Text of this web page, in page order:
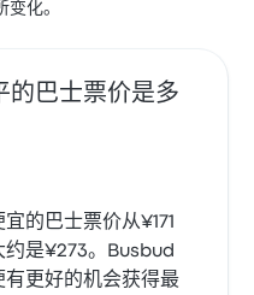
变化。
的巴士票价是多
的巴士票价从¥171
约是¥273。Busbud
有更好的机会获得最